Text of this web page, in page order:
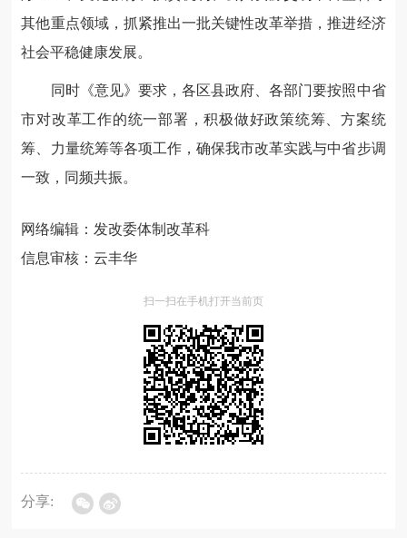
其他重点领域，抓紧推出一批关键性改革举措，推进经济
社会平稳健康发展。
同时《意见》要求，各区县政府、各部门要按照中省
市对改革工作的统一部署，积极做好政策统筹、方案统
筹、力量统筹等各项工作，确保我市改革实践与中省步调
一致，同频共振。
网络编辑：发改委体制改革科
信息审核：云丰华
扫一扫在手机打开当前页
分享: